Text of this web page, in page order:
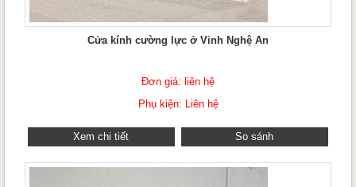
Cửa kính cường lực ở Vinh Nghệ An
Đơn giá: liên hệ
Phụ kiện: Liên hệ
Xem chi tiết So sánh